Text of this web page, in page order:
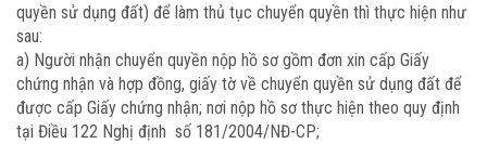
quyền sử dụng đất) để làm thủ tục chuyển quyền thì thực hiện như
sau:
a) Người nhận chuyển quyền nộp hồ sơ gồm đơn xin cấp Giấy
chứng nhận và hợp đồng, giấy tờ về chuyển quyền sử dụng đất để
được cấp Giấy chứng nhận; nơi nộp hồ sơ thực hiện theo quy định
tại Điều 122 Nghị định số 181/2004/NĐ-CP;